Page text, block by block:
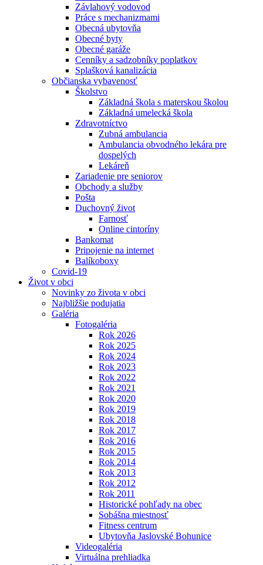
Závlahový vodovod
Práce s mechanizmami
Obecná ubytovňa
Obecné byty
Obecné garáže
Cenníky a sadzobníky poplatkov
Splašková kanalizácia
Občianska vybavenosť
Školstvo
Základná škola s materskou školou
Základná umelecká škola
Zdravotníctvo
Zubná ambulancia
Ambulancia obvodného lekára pre
dospelých
Lekáreň
Zariadenie pre seniorov
Obchody a služby
Pošta
Duchovný život
Farnosť
Online cintoríny
Bankomat
Pripojenie na internet
Balíkoboxy
Covid-19
Život v obci
Novinky zo života v obci
Najbližšie podujatia
Galéria
Fotogaléria
Rok 2026
Rok 2025
Rok 2024
Rok 2023
Rok 2022
Rok 2021
Rok 2020
Rok 2019
Rok 2018
Rok 2017
Rok 2016
Rok 2015
Rok 2014
Rok 2013
Rok 2012
Rok 2011
Historické pohľady na obec
Sobášna miestnosť
Fitness centrum
Ubytovňa Jaslovské Bohunice
Videogaléria
Virtuálna prehliadka